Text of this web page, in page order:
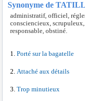
Synonyme de
administratif, officiel,
consciencieux,
responsable, obstiné.
Porté sur la bagatelle
Attaché aux détails
Trop minutieux